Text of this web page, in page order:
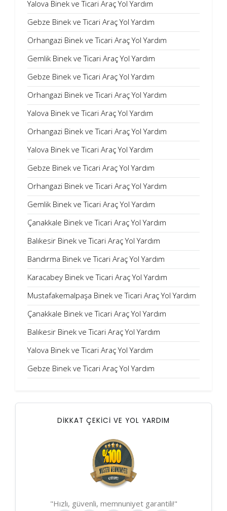
Yalova Binek ve Ticari Araç Yol Yardım
Gebze Binek ve Ticari Araç Yol Yardım
Orhangazi Binek ve Ticari Araç Yol Yardım
Gemlik Binek ve Ticari Araç Yol Yardım
Gebze Binek ve Ticari Araç Yol Yardım
Orhangazi Binek ve Ticari Araç Yol Yardım
Yalova Binek ve Ticari Araç Yol Yardım
Orhangazi Binek ve Ticari Araç Yol Yardım
Yalova Binek ve Ticari Araç Yol Yardım
Gebze Binek ve Ticari Araç Yol Yardım
Orhangazi Binek ve Ticari Araç Yol Yardım
Gemlik Binek ve Ticari Araç Yol Yardım
Çanakkale Binek ve Ticari Araç Yol Yardım
Balıkesir Binek ve Ticari Araç Yol Yardım
Bandırma Binek ve Ticari Araç Yol Yardım
Karacabey Binek ve Ticari Araç Yol Yardım
Mustafakemalpaşa Binek ve Ticari Araç Yol Yardım
Çanakkale Binek ve Ticari Araç Yol Yardım
Balıkesir Binek ve Ticari Araç Yol Yardım
Yalova Binek ve Ticari Araç Yol Yardım
Gebze Binek ve Ticari Araç Yol Yardım
DİKKAT ÇEKİCİ VE YOL YARDIM
"Hızlı, güvenli, memnuniyet garantili!"